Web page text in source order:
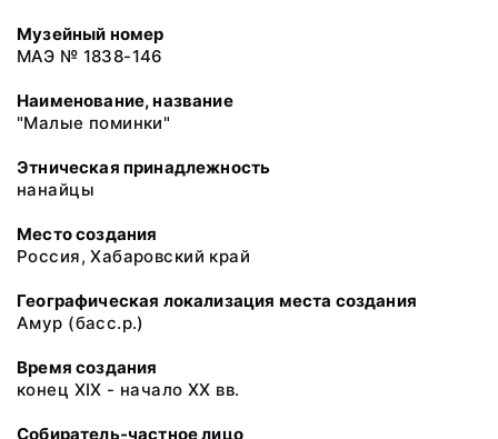
Музейный номер
МАЭ № 1838-146
Наименование, название
"Малые поминки"
Этническая принадлежность
нанайцы
Место создания
Россия, Хабаровский край
Географическая локализация места создания
Амур (басс.р.)
Время создания
конец XIX - начало XX вв.
Собиратель-частное лицо